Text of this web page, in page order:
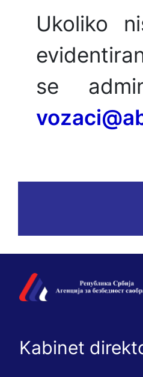
Ukoliko
se
Kabinet